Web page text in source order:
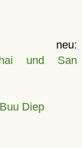
und San
Diep